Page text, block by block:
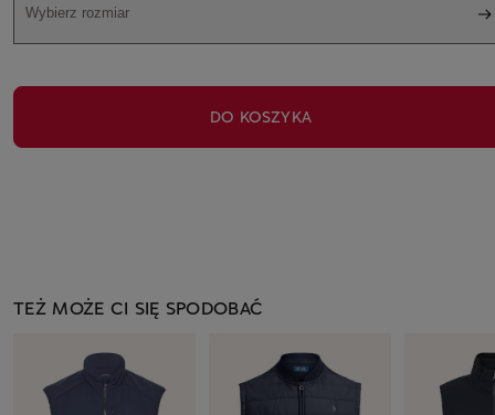
Wybierz rozmiar
DO KOSZYKA
TEŻ MOŻE CI SIĘ SPODOBAĆ